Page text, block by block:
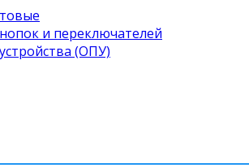
и переключателей
(ОПУ)